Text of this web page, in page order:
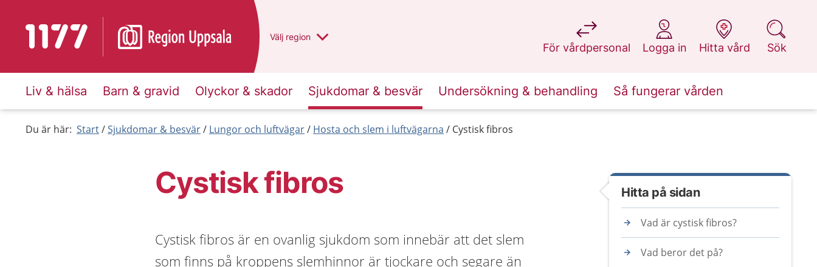
Till startsidan för 1177 Du har valt region
Välj en annan
region
För vårdpersonal
på 1177.se
Logga in
på 1177.se
Hitta vård
på 1177.se
Sök
på 1177.se
Liv & hälsa Barn & gravid Olyckor & skador Sjukdomar & besvär Undersökning & behandling Så fungerar vården
Du är här: Start Sjukdomar & besvär Lungor och luftvägar Hosta och slem i luftvägarna Cystisk fibros
Cystisk fibros
Cystisk fibros är en ovanlig sjukdom som innebär att det slem
som finns på kroppens slemhinnor är tjockare och segare än
Hitta på sidan
Vad är cystisk fibros?
Vad beror det på?